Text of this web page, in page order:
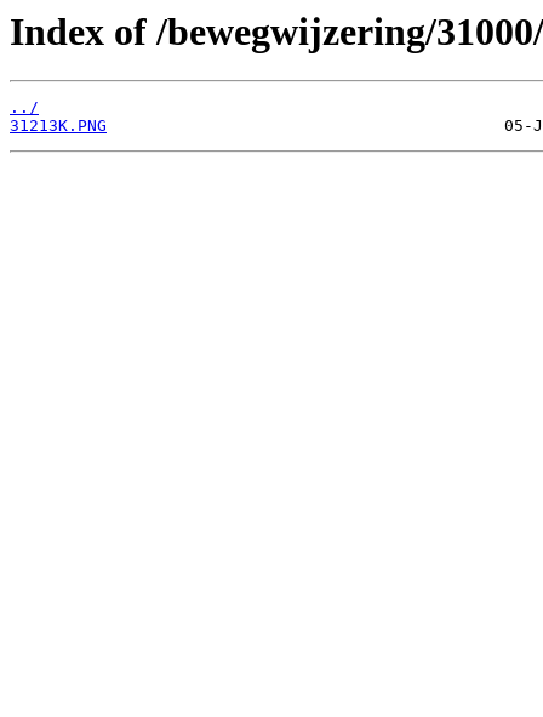
Index of /bewegwijzering/
../
31213K.PNG